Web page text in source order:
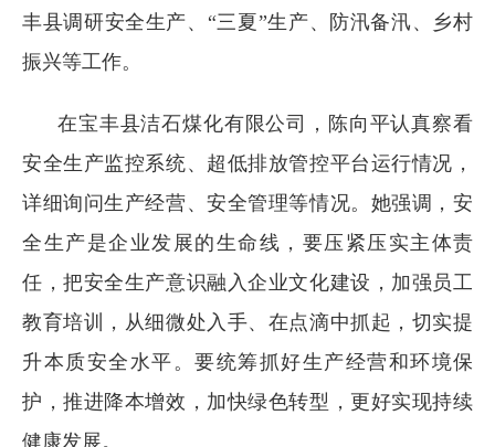
丰县调研安全生产、“三夏”生产、防汛备汛、乡村
振兴等工作。
在宝丰县洁石煤化有限公司，陈向平认真察看
安全生产监控系统、超低排放管控平台运行情况，
详细询问生产经营、安全管理等情况。她强调，安
全生产是企业发展的生命线，要压紧压实主体责
任，把安全生产意识融入企业文化建设，加强员工
教育培训，从细微处入手、在点滴中抓起，切实提
升本质安全水平。要统筹抓好生产经营和环境保
护，推进降本增效，加快绿色转型，更好实现持续
健康发展。